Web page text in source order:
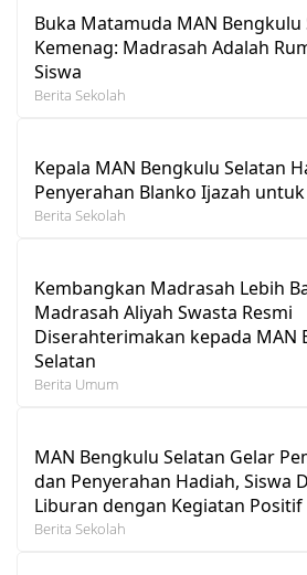
Buka Matamuda MAN Bengkulu
Kemenag: Madrasah Adalah
Siswa
Berita Sekolah
Kepala MAN Bengkulu Selatan
Penyerahan Blanko Ijazah
Berita Sekolah
Kembangkan Madrasah Lebih
Madrasah Aliyah Swasta Resmi
Diserahterimakan kepada MAN
Selatan
Berita Umum
MAN Bengkulu Selatan Gelar
dan Penyerahan Hadiah, Siswa
Liburan dengan Kegiatan Positif
Berita Sekolah